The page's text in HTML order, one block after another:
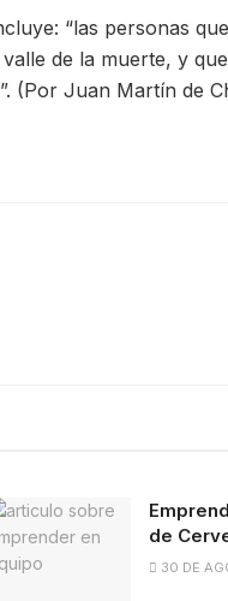
“las personas
de la muerte, y
(Por Juan Martín de
de
30 DE